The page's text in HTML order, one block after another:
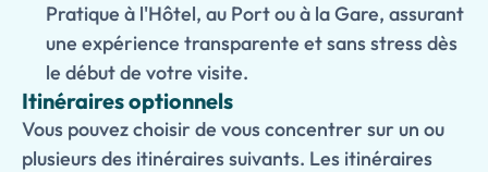
Pratique à l'Hôtel, au Port ou à la Gare, assurant
une expérience transparente et sans stress dès
le début de votre visite.
Itinéraires optionnels
Vous pouvez choisir de vous concentrer sur un ou
plusieurs des itinéraires suivants. Les itinéraires